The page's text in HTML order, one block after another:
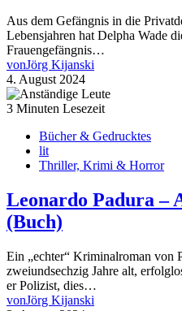
Aus dem Gefängnis in die
Lebensjahren hat Delpha Wade
Frauengefängnis…
vonJörg Kijanski
4. August 2024
3 Minuten Lesezeit
Bücher & Gedrucktes
lit
Thriller, Krimi & Horror
Leonardo Padura –
(Buch)
Ein „echter“ Kriminalroman von
zweiundsechzig Jahre alt,
er Polizist, dies…
vonJörg Kijanski